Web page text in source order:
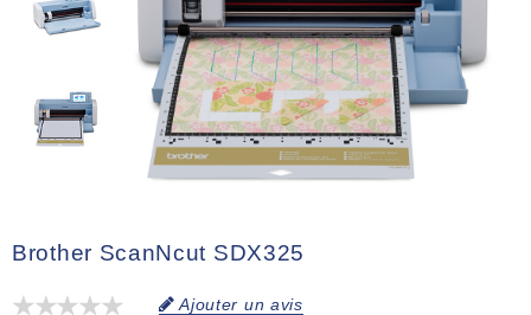
Brother ScanNcut SDX325
Ajouter un avis